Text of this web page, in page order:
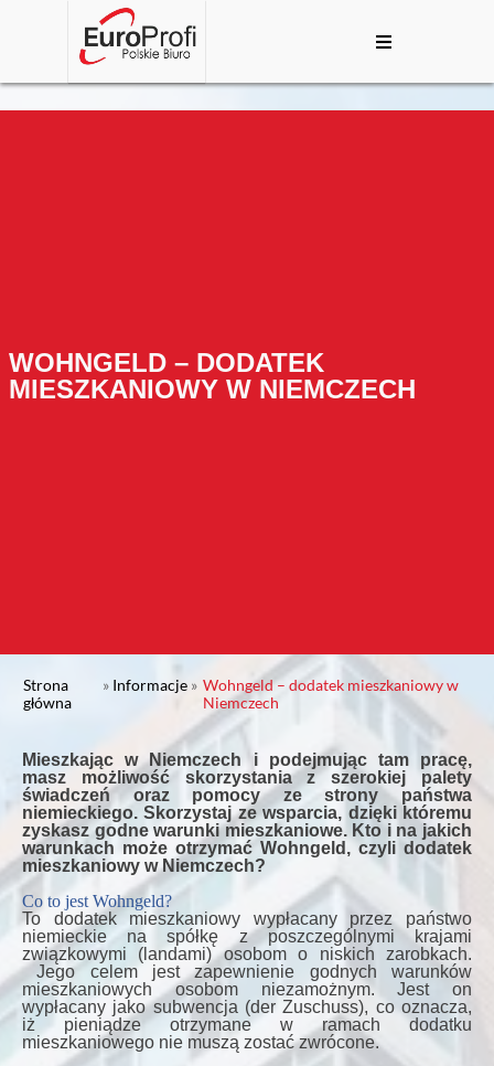
WOHNGELD – DODATEK
MIESZKANIOWY W NIEMCZECH
Strona
główna
» Informacje » Wohngeld – dodatek mieszkaniowy w
Niemczech
Mieszkając w Niemczech i podejmując tam pracę,
masz możliwość skorzystania z szerokiej palety
świadczeń oraz pomocy ze strony państwa
niemieckiego. Skorzystaj ze wsparcia, dzięki któremu
zyskasz godne warunki mieszkaniowe. Kto i na jakich
warunkach może otrzymać Wohngeld, czyli dodatek
mieszkaniowy w Niemczech?
Co to jest Wohngeld?
To dodatek mieszkaniowy wypłacany przez państwo
niemieckie na spółkę z poszczególnymi krajami
związkowymi (landami) osobom o niskich zarobkach.
Jego celem jest zapewnienie godnych warunków
mieszkaniowych osobom niezamożnym. Jest on
wypłacany jako subwencja (der Zuschuss), co oznacza,
iż pieniądze otrzymane w ramach dodatku
mieszkaniowego nie muszą zostać zwrócone.